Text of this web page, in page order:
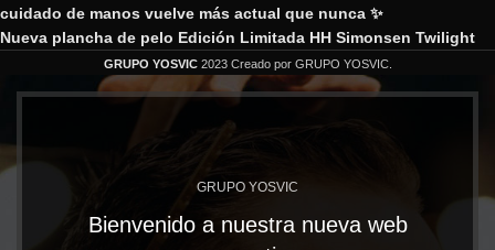
cuidado de manos vuelve más actual que nunca ✨
Nueva plancha de pelo Edición Limitada HH Simonsen Twilight
GRUPO YOSVIC 2023 Creado por GRUPO YOSVIC.
GRUPO YOSVIC
Bienvenido a nuestra nueva web